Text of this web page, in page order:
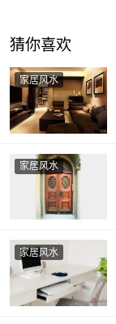
猜你喜欢
家居风水
家居风水
家居风水